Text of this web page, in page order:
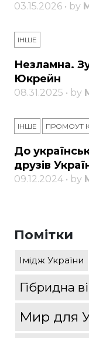
03.15.2026 • by
ІНШЕ
Незламна.
Юкрейн
08.31.2025 • by
ІНШЕ ПРОМОУТ
До
друзів
09.12.2024 • by
Помітки
Імідж України
Гібридна
Мир для